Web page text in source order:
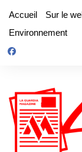
contenu
Accueil Sur le
Environnement